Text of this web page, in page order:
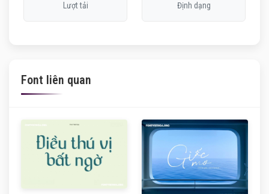
Lượt tải Định dạng
Font liên quan